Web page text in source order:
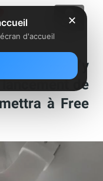
vous, il n’y
de
à Free
✕
d'accueil